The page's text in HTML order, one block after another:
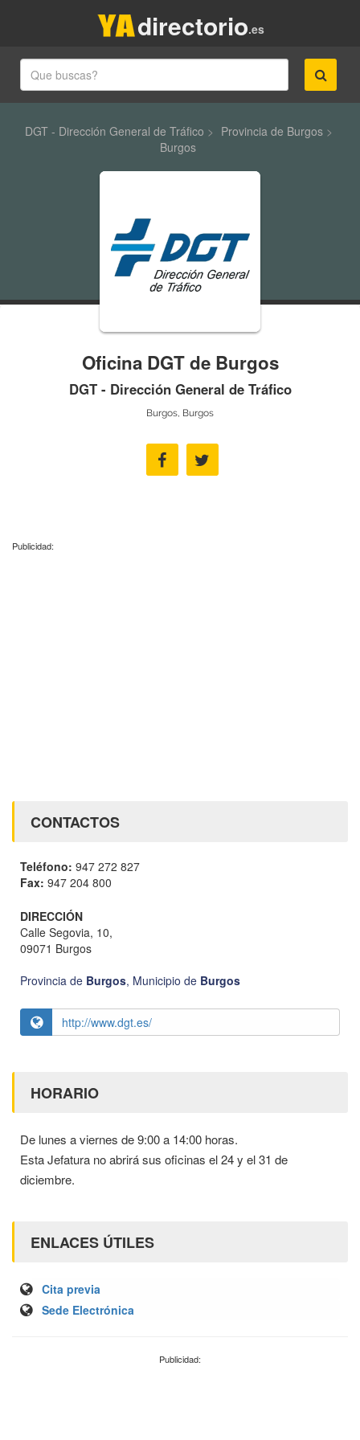
.es
directorio
DGT - Dirección General de Tráfico > Provincia de Burgos>
Burgos
Oficina DGT de Burgos
DGT - Dirección General de Tráfico
Burgos, Burgos
Publicidad:
CONTACTOS
Teléfono: 947 272 827
Fax: 947 204 800
DIRECCIÓN
Calle Segovia, 10,
09071 Burgos
Provincia de Burgos, Municipio de Burgos
http://www.dgt.es/
HORARIO
De lunes a viernes de 9:00 a 14:00 horas.
Esta Jefatura no abrirá sus oficinas el 24 y el 31 de
diciembre.
ENLACES ÚTILES
Cita previa
Sede Electrónica
Publicidad: